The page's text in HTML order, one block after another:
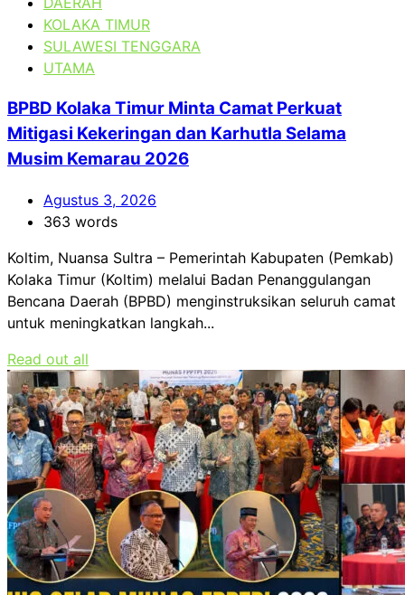
KOLAKA TIMUR
SULAWESI TENGGARA
UTAMA
BPBD Kolaka Timur Minta Camat Perkuat
Mitigasi Kekeringan dan Karhutla Selama
Musim Kemarau 2026
Agustus 3, 2026
363 words
Koltim, Nuansa Sultra – Pemerintah Kabupaten (Pemkab)
Kolaka Timur (Koltim) melalui Badan Penanggulangan
Bencana Daerah (BPBD) menginstruksikan seluruh camat
untuk meningkatkan langkah...
Read out all